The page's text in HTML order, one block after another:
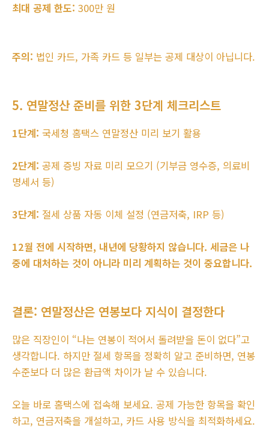
최대 공제 한도: 300만 원
주의: 법인 카드, 가족 카드 등 일부는 공제 대상이 아닙니다.
5. 연말정산 준비를 위한 3단계 체크리스트
1단계: 국세청 홈택스 연말정산 미리 보기 활용
2단계: 공제 증빙 자료 미리 모으기 (기부금 영수증, 의료비
명세서 등)
3단계: 절세 상품 자동 이체 설정 (연금저축, IRP 등)
12월 전에 시작하면, 내년에 당황하지 않습니다. 세금은 나
중에 대처하는 것이 아니라 미리 계획하는 것이 중요합니다.
결론: 연말정산은 연봉보다 지식이 결정한다
많은 직장인이 “나는 연봉이 적어서 돌려받을 돈이 없다”고
생각합니다. 하지만 절세 항목을 정확히 알고 준비하면, 연봉
수준보다 더 많은 환급액 차이가 날 수 있습니다.
오늘 바로 홈택스에 접속해 보세요. 공제 가능한 항목을 확인
하고, 연금저축을 개설하고, 카드 사용 방식을 최적화하세요.